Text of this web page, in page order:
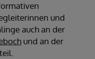
und
auch an der
und an der
teil.